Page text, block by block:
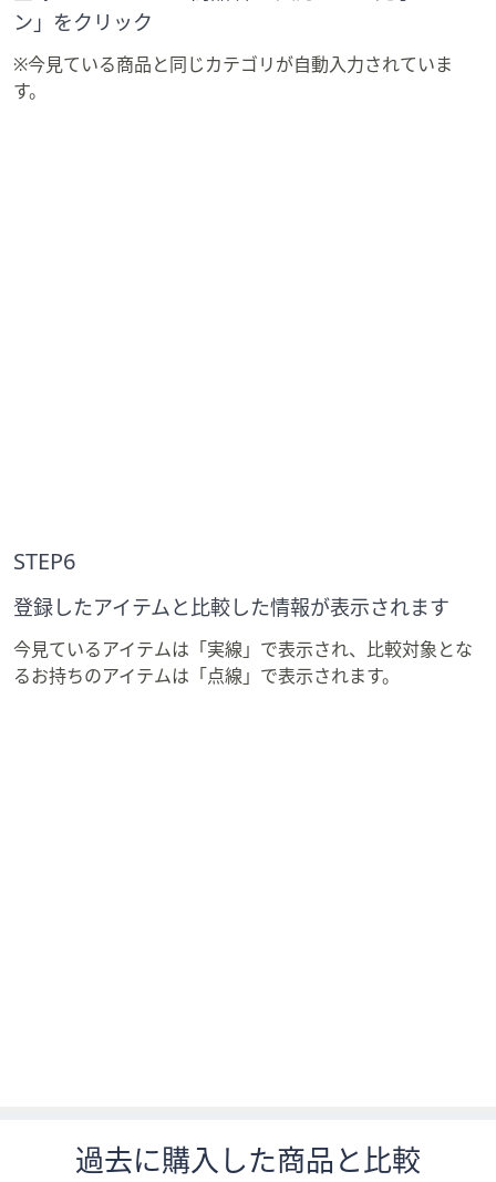
ン」をクリック
※今見ている商品と同じカテゴリが自動入力されていま
す。
STEP6
登録したアイテムと比較した情報が表示されます
今見ているアイテムは「実線」で表示され、比較対象とな
るお持ちのアイテムは「点線」で表示されます。
過去に購入した商品と比較